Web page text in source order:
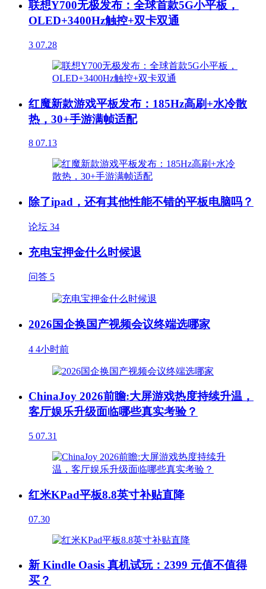
联想Y700无极发布：全球首款5G小平板，
OLED+3400Hz触控+双卡双通
3 07.28
红魔新款游戏平板发布：185Hz高刷+水冷散
热，30+手游满帧适配
8 07.13
除了ipad，还有其他性能不错的平板电脑吗？
论坛 34
充电宝押金什么时候退
问答 5
2026国企换国产视频会议终端选哪家
4 4小时前
ChinaJoy 2026前瞻:大屏游戏热度持续升温，
客厅娱乐升级面临哪些真实考验？
5 07.31
红米KPad平板8.8英寸补贴直降
07.30
新 Kindle Oasis 真机试玩：2399 元值不值得
买？